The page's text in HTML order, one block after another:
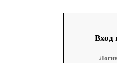
Вход